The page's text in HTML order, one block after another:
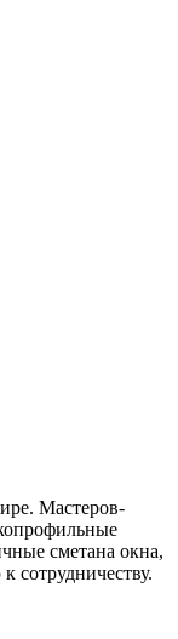
Мастеров-
сметана окна,
сотрудничеству.